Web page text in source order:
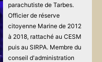
parachutiste de Tarbes.
Officier de réserve
citoyenne Marine de 2012
à 2018, rattaché au CESM
puis au SIRPA. Membre du
conseil d'administration